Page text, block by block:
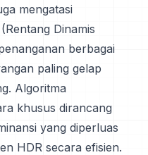
mengatasi
Dinamis
berbagai
paling gelap
Algoritma
khusus dirancang
yang diperluas
HDR secara efisien.